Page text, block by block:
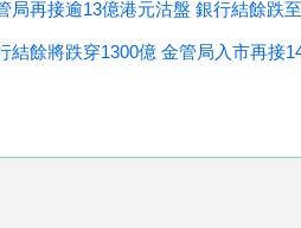
局再接逾13億港元沽盤 銀行結餘跌
結餘將跌穿1300億 金管局入市再接